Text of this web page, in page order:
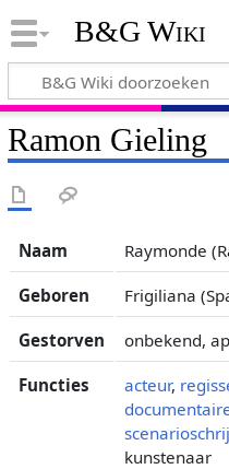
B&G Wiki
Ramon Gieling
Naam Raymonde
Geboren Frigiliana
Gestorven onbekend,
Functies acteur,
kunstenaar